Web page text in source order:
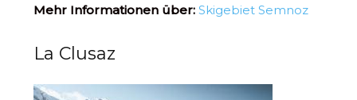
Mehr Informationen über: Skigebiet Semnoz
La Clusaz